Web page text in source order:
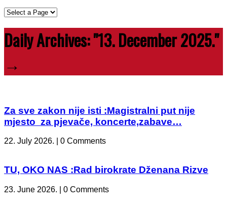
Daily Archives:"13. December 2025."
→
Za sve zakon nije isti :Magistralni put nije
mjesto za pjevače, koncerte,zabave…
22. July 2026. | 0 Comments
TU, OKO NAS :Rad birokrate Dženana Rizve
23. June 2026. | 0 Comments